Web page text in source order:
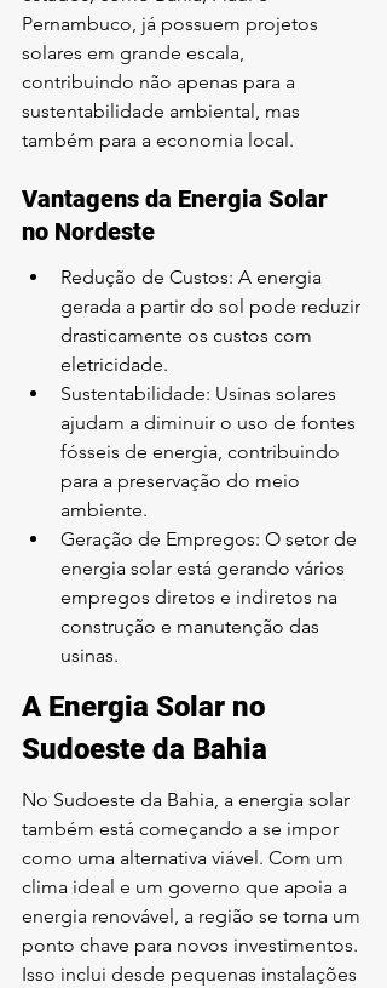
Pernambuco, já possuem projetos
solares em grande escala,
contribuindo não apenas para a
sustentabilidade ambiental, mas
também para a economia local.
Vantagens da Energia Solar
no Nordeste
Redução de Custos: A energia
gerada a partir do sol pode reduzir
drasticamente os custos com
eletricidade.
Sustentabilidade: Usinas solares
ajudam a diminuir o uso de fontes
fósseis de energia, contribuindo
para a preservação do meio
ambiente.
Geração de Empregos: O setor de
energia solar está gerando vários
empregos diretos e indiretos na
construção e manutenção das
usinas.
A Energia Solar no
Sudoeste da Bahia
No Sudoeste da Bahia, a energia solar
também está começando a se impor
como uma alternativa viável. Com um
clima ideal e um governo que apoia a
energia renovável, a região se torna um
ponto chave para novos investimentos.
Isso inclui desde pequenas instalações